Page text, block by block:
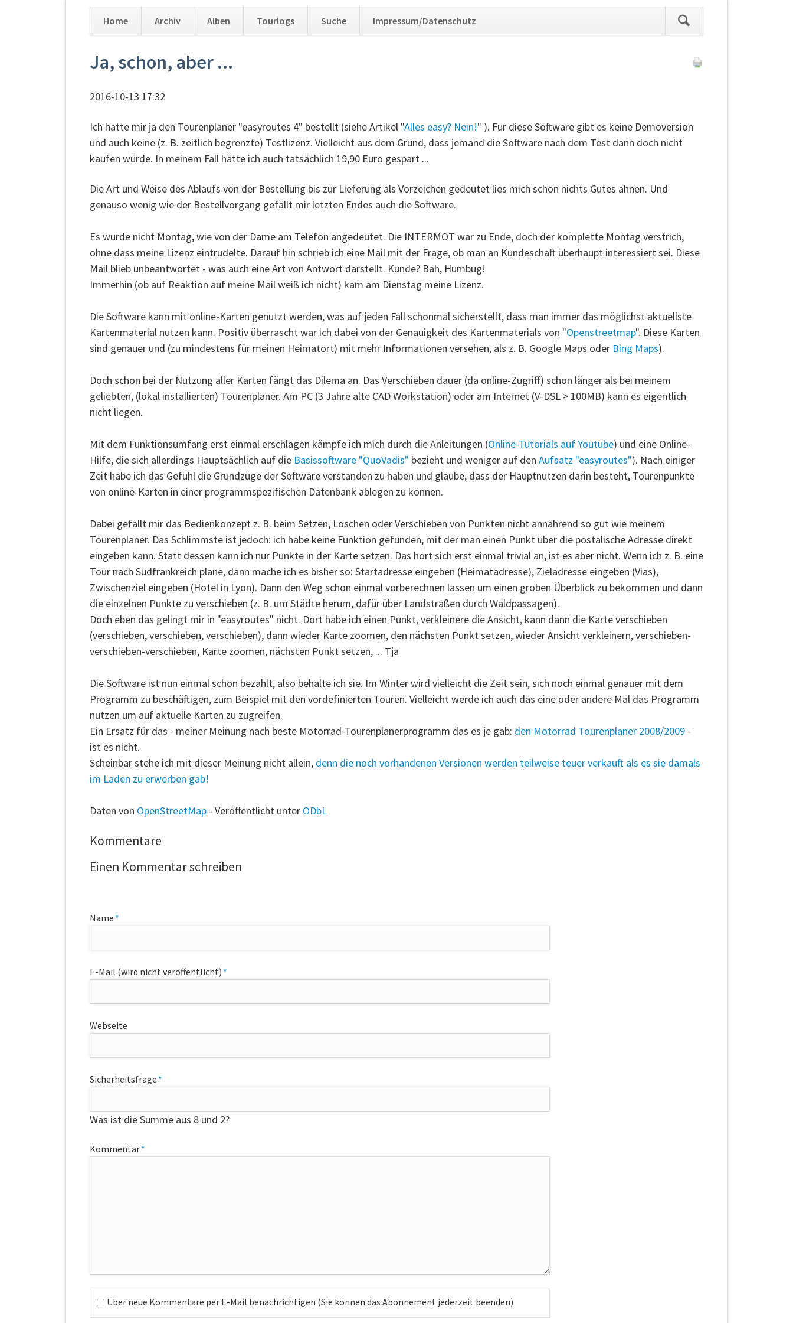
überspringen
Home Archiv Alben Tourlogs Suche Impressum/Datenschutz
überspringen
Ja, schon, aber ...
2016-10-13 17:32
Ich hatte mir ja den Tourenplaner "easyroutes 4" bestellt (siehe Artikel "Alles easy? Nein!" ). Für diese Software gibt es keine Demoversion
und auch keine (z. B. zeitlich begrenzte) Testlizenz. Vielleicht aus dem Grund, dass jemand die Software nach dem Test dann doch nicht
kaufen würde. In meinem Fall hätte ich auch tatsächlich 19,90 Euro gespart ...
Die Art und Weise des Ablaufs von der Bestellung bis zur Lieferung als Vorzeichen gedeutet lies mich schon nichts Gutes ahnen. Und
genauso wenig wie der Bestellvorgang gefällt mir letzten Endes auch die Software.
Es wurde nicht Montag, wie von der Dame am Telefon angedeutet. Die INTERMOT war zu Ende, doch der komplette Montag verstrich,
ohne dass meine Lizenz eintrudelte. Darauf hin schrieb ich eine Mail mit der Frage, ob man an Kundeschaft überhaupt interessiert sei. Diese
Mail blieb unbeantwortet - was auch eine Art von Antwort darstellt. Kunde? Bah, Humbug!
Immerhin (ob auf Reaktion auf meine Mail weiß ich nicht) kam am Dienstag meine Lizenz.
Die Software kann mit online-Karten genutzt werden, was auf jeden Fall schonmal sicherstellt, dass man immer das möglichst aktuellste
Kartenmaterial nutzen kann. Positiv überrascht war ich dabei von der Genauigkeit des Kartenmaterials von "Openstreetmap". Diese Karten
sind genauer und (zu mindestens für meinen Heimatort) mit mehr Informationen versehen, als z. B. Google Maps oder Bing Maps).
Doch schon bei der Nutzung aller Karten fängt das Dilema an. Das Verschieben dauer (da online-Zugriff) schon länger als bei meinem
geliebten, (lokal installierten) Tourenplaner. Am PC (3 Jahre alte CAD Workstation) oder am Internet (V-DSL > 100MB) kann es eigentlich
nicht liegen.
Mit dem Funktionsumfang erst einmal erschlagen kämpfe ich mich durch die Anleitungen (Online-Tutorials auf Youtube) und eine Online-
Hilfe, die sich allerdings Hauptsächlich auf die Basissoftware "QuoVadis" bezieht und weniger auf den Aufsatz "easyroutes"). Nach einiger
Zeit habe ich das Gefühl die Grundzüge der Software verstanden zu haben und glaube, dass der Hauptnutzen darin besteht, Tourenpunkte
von online-Karten in einer programmspezifischen Datenbank ablegen zu können.
Dabei gefällt mir das Bedienkonzept z. B. beim Setzen, Löschen oder Verschieben von Punkten nicht annährend so gut wie meinem
Tourenplaner. Das Schlimmste ist jedoch: ich habe keine Funktion gefunden, mit der man einen Punkt über die postalische Adresse direkt
eingeben kann. Statt dessen kann ich nur Punkte in der Karte setzen. Das hört sich erst einmal trivial an, ist es aber nicht. Wenn ich z. B. eine
Tour nach Südfrankreich plane, dann mache ich es bisher so: Startadresse eingeben (Heimatadresse), Zieladresse eingeben (Vias),
Zwischenziel eingeben (Hotel in Lyon). Dann den Weg schon einmal vorberechnen lassen um einen groben Überblick zu bekommen und dann
die einzelnen Punkte zu verschieben (z. B. um Städte herum, dafür über Landstraßen durch Waldpassagen).
Doch eben das gelingt mir in "easyroutes" nicht. Dort habe ich einen Punkt, verkleinere die Ansicht, kann dann die Karte verschieben
(verschieben, verschieben, verschieben), dann wieder Karte zoomen, den nächsten Punkt setzen, wieder Ansicht verkleinern, verschieben-
verschieben-verschieben, Karte zoomen, nächsten Punkt setzen, ... Tja
Die Software ist nun einmal schon bezahlt, also behalte ich sie. Im Winter wird vielleicht die Zeit sein, sich noch einmal genauer mit dem
Programm zu beschäftigen, zum Beispiel mit den vordefinierten Touren. Vielleicht werde ich auch das eine oder andere Mal das Programm
nutzen um auf aktuelle Karten zu zugreifen.
Ein Ersatz für das - meiner Meinung nach beste Motorrad-Tourenplanerprogramm das es je gab: den Motorrad Tourenplaner 2008/2009 -
ist es nicht.
Scheinbar stehe ich mit dieser Meinung nicht allein, denn die noch vorhandenen Versionen werden teilweise teuer verkauft als es sie damals
im Laden zu erwerben gab!
Daten von OpenStreetMap - Veröffentlicht unter ODbL
Kommentare
Einen Kommentar schreiben
Pflichtfeld
Name *
Pflichtfeld
E-Mail (wird nicht veröffentlicht) *
Webseite
Pflichtfeld
Sicherheitsfrage *
Was ist die Summe aus 8 und 2?
Pflichtfeld
Kommentar*
Über neue Kommentare per E-Mail benachrichtigen (Sie können das Abonnement jederzeit beenden)